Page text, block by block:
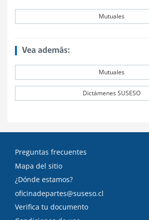
Mutuales
Vea además:
Mutuales
Dictámenes SUSESO
Preguntas frecuentes
Mapa del sitio
¿Dónde estamos?
oficinadepartes@suseso.cl
Verifica tu documento